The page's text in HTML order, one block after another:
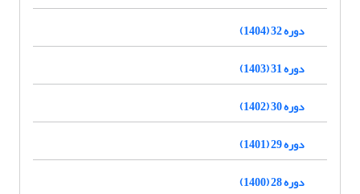
دوره 32 (1404)
دوره 31 (1403)
دوره 30 (1402)
دوره 29 (1401)
دوره 28 (1400)